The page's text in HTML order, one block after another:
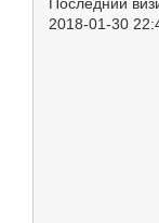
Последний
2018-01-30